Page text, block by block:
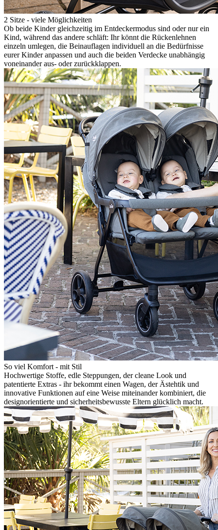
2 Sitze - viele Möglichkeiten
Ob beide Kinder gleichzeitig im Entdeckermodus sind oder nur ein
Kind, während das andere schläft: Ihr könnt die Rückenlehnen
einzeln umlegen, die Beinauflagen individuell an die Bedürfnisse
eurer Kinder anpassen und auch die beiden Verdecke unabhängig
voneinander aus- oder zurückklappen.
So viel Komfort - mit Stil
Hochwertige Stoffe, edle Steppungen, der cleane Look und
patentierte Extras - ihr bekommt einen Wagen, der Ästehtik und
innovative Funktionen auf eine Weise miteinander kombiniert, die
designorientierte und sicherheitsbewusste Eltern glücklich macht.